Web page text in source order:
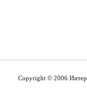
Copyright © 2006